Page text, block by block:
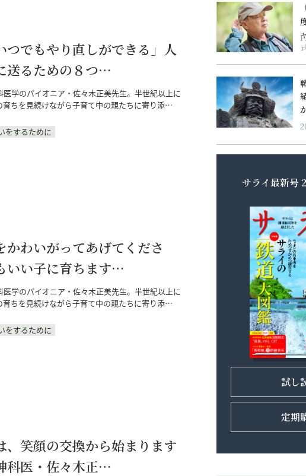
つでもやり直しができる」人
送るための８つ…
医学のパイオニア・佐々木正美先生。半世紀以上に
育ちを見続けながら子育て中の親たちに寄り添…
をするために
かわいがってあげてくださ
いい子に育ちます…
医学のパイオニア・佐々木正美先生。半世紀以上に
育ちを見続けながら子育て中の親たちに寄り添…
をするために
、笑顔の交換から始まります
科医・佐々木正…
サライ最新号
試し
定期